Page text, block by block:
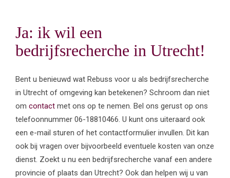
Ja: ik wil een
bedrijfsrecherche in Utrecht!
Bent u benieuwd wat Rebuss voor u als bedrijfsrecherche
in Utrecht of omgeving kan betekenen? Schroom dan niet
om contactmet ons op te nemen. Bel ons gerust op ons
telefoonnummer 06-18810466. U kunt ons uiteraard ook
een e-mail sturen of het contactformulier invullen. Dit kan
ook bij vragen over bijvoorbeeld eventuele kosten van onze
dienst. Zoekt u nu een bedrijfsrecherche vanaf een andere
provincie of plaats dan Utrecht? Ook dan helpen wij u van